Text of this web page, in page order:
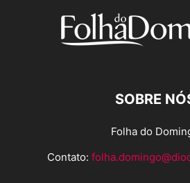
SOBRE
Folha do
Contato: